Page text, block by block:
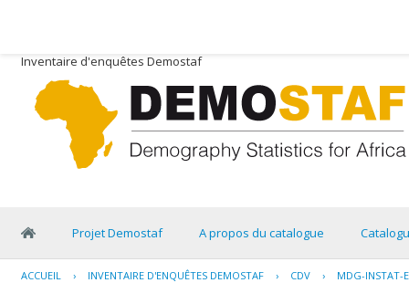
Inventaire d'enquêtes Demostaf
Projet Demostaf A propos du catalogue
ACCUEIL › INVENTAIRE D'ENQUÊTES DEMOSTAF › CDV › MDG-INSTAT-